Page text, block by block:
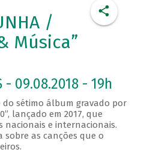
/
Música”
- 09.08.2018 - 19h
sétimo álbum gravado por
lançado em 2017, que
nacionais e internacionais.
sobre as canções que o